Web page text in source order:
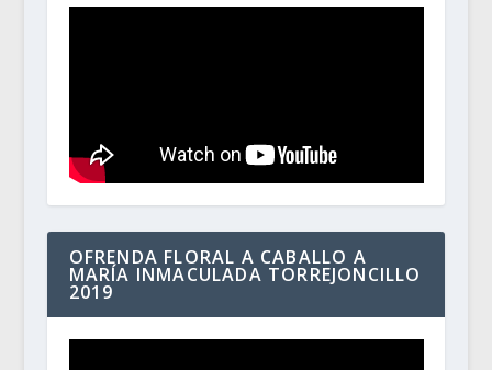
OFRENDA FLORAL A CABALLO A
MARÍA INMACULADA TORREJONCILLO
2019